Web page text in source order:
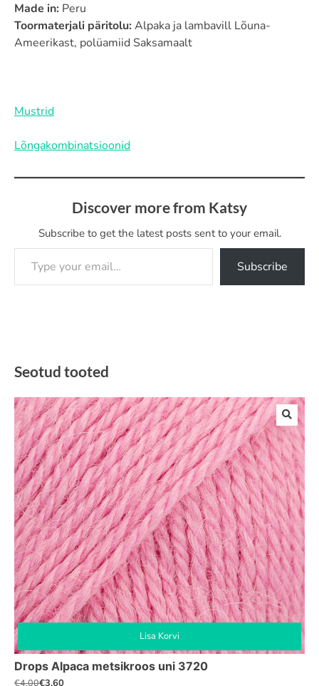
Made in: Peru
Toormaterjali päritolu:Alpaka ja lambavill Lõuna-
Ameerikast, polüamiid Saksamaalt
Mustrid
Lõngakombinatsioonid
Discover more from Katsy
Subscribe to get the latest posts sent to your email.
Type your email…
Subscribe
Seotud tooted
Lisa Korvi
Drops Alpaca metsikroos uni 3720
€4,00€3,60